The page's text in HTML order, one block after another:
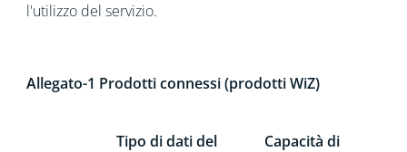
l'utilizzo del servizio.
Allegato-1 Prodotti connessi (prodotti WiZ)
Tipo di dati del
Capacità di